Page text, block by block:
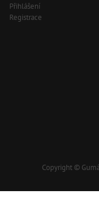
Přihlášení
Registrace
Copyright ©